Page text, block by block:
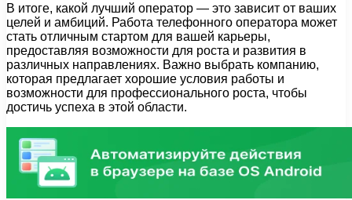
В итоге, какой лучший оператор — это зависит от ваших
целей и амбиций. Работа телефонного оператора может
стать отличным стартом для вашей карьеры,
предоставляя возможности для роста и развития в
различных направлениях. Важно выбрать компанию,
которая предлагает хорошие условия работы и
возможности для профессионального роста, чтобы
достичь успеха в этой области.